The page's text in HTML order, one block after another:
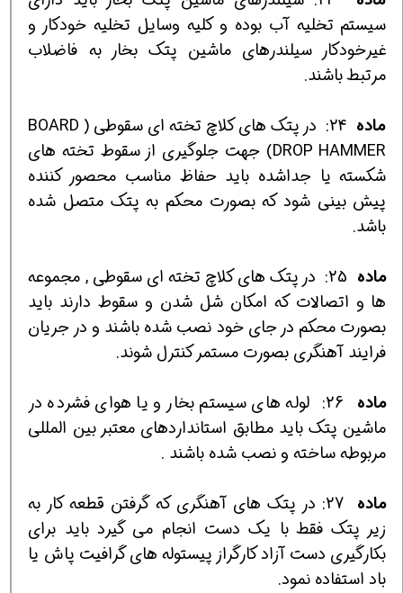
سيستم تخليه آب بوده و كليه وسايل تخليه خودكار و
غيرخودكار سيلندرهاي ماشين پتك بخار به فاضلاب
مرتبط باشند.
ماده
در پتك هاي كلاچ تخته اي سقوطی ( BOARD
DROP HAMMER) جهت جلوگيري از سقوط تخته هاي
شكسته يا جداشده بايد حفاظ مناسب محصور كننده
پيش بيني شود كه بصورت محكم به پتك متصل شده
باشد.
ماده
در پتك هاي كلاچ تخته اي سقوطي , مجموعه
ها و اتصالات كه امكان شل شدن و سقوط دارند بايد
بصورت محكم در جاي خود نصب شده باشند و در جريان
فرايند آهنگري بصورت مستمر كنترل شوند.
ماده
لوله هاي سيستم بخار و يا هواي فشرده در
ماشين پتك بايد مطابق استانداردهاي معتبر بين المللي
مربوطه ساخته و نصب شده باشند .
ماده
27: در پتك هاي آهنگري كه گرفتن قطعه كار به
زير پتك فقط با يك دست انجام مي گيرد بايد براي
بكارگيري دست آزاد كارگراز پيستوله هاي گرافيت پاش يا
باد استفاده نمود.